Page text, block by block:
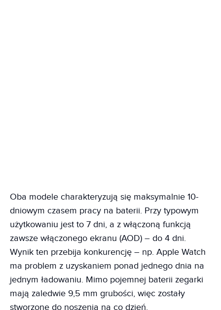
Oba modele charakteryzują się maksymalnie 10-
dniowym czasem pracy na baterii. Przy typowym
użytkowaniu jest to 7 dni, a z włączoną funkcją
zawsze włączonego ekranu (AOD) – do 4 dni.
Wynik ten przebija konkurencję – np. Apple Watch
ma problem z uzyskaniem ponad jednego dnia na
jednym ładowaniu. Mimo pojemnej baterii zegarki
mają zaledwie 9,5 mm grubości, więc zostały
stworzone do noszenia na co dzień.